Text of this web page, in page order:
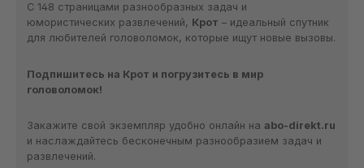
С 148 страницами разнообразных задач и
юмористических развлечений, Крот – идеальный спутник
для любителей головоломок, которые ищут новые вызовы.
Подпишитесь на Крот и погрузитесь в мир
головоломок!
Закажите свой экземпляр удобно онлайн на abo-direkt.ru
и наслаждайтесь бесконечным разнообразием задач и
развлечений.